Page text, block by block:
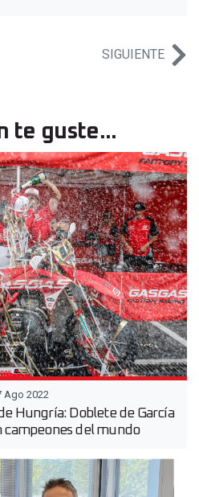
SIGUIENTE
te guste...
Ago 2022
Hungría: Doblete de García
campeones del mundo